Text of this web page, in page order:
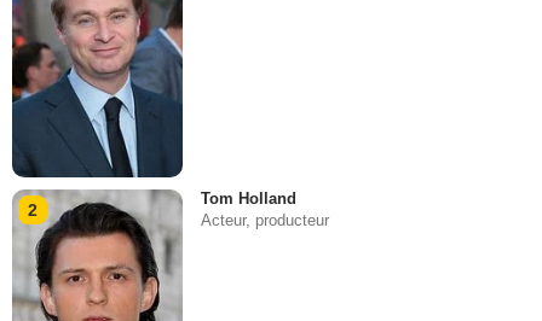
2
Tom Holland
Acteur, producteur